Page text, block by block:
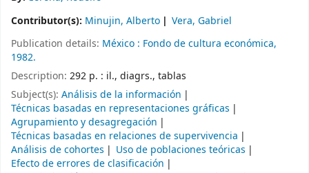
Contributor(s): Minujin, Alberto
Vera, Gabriel
Publication details: México : Fondo de cultura económica,
1982.
Description: 292 p. : il., diagrs., tablas
Subject(s): Análisis de la información
Técnicas basadas en representaciones gráficas
Agrupamiento y desagregación
Técnicas basadas en relaciones de supervivencia
Análisis de cohortes
Uso de poblaciones teóricas
Efecto de errores de clasificación